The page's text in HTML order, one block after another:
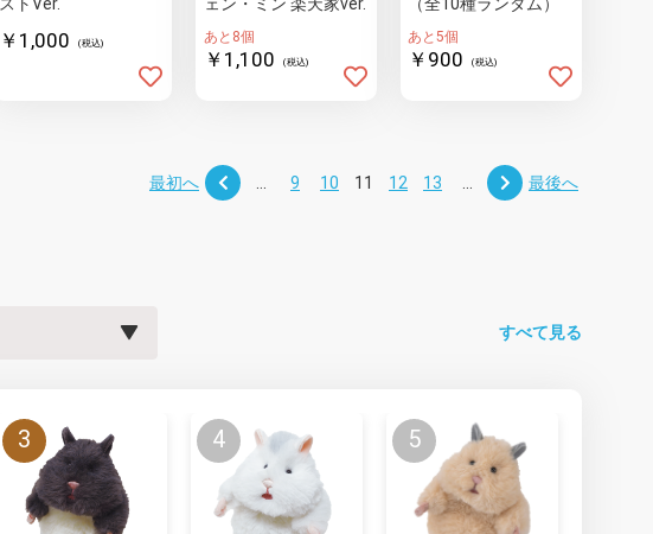
￥1,000 (税込) あと8個
￥1,100 (税込)
あと5個
￥900 (税込)
最初へ 9 10 11 12 13 最後へ
すべて見る